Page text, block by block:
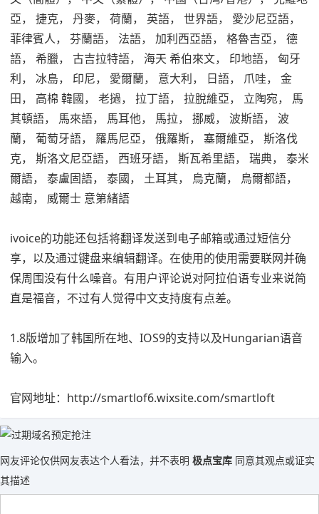
亞， 捷克， 丹麥， 荷蘭， 英語， 世界語， 愛沙尼亞語，
菲律賓人， 芬蘭語， 法語， 加利西亞語， 格魯吉亞， 德
語， 希臘， 古吉拉特語， 海天 希伯來文， 印地語， 匈牙
利， 冰島， 印尼， 愛爾蘭， 意大利， 日語， 爪哇， 金
田， 高棉 韓國， 老撾， 拉丁語， 拉脫維亞， 立陶宛， 馬
其頓語， 馬來語， 馬耳他， 馬拉， 挪威， 波斯語， 波
蘭， 葡萄牙語， 羅馬尼亞， 俄羅斯， 塞爾維亞， 斯洛伐
克， 斯洛文尼亞語， 西班牙語， 斯瓦希里語， 瑞典， 泰米
爾語， 泰盧固語， 泰國， 土耳其， 烏克蘭， 烏爾都語，
越南， 威爾士 意第緒語
ivoice的功能还包括将翻译发送到电子邮箱或通过短信分
享，以及通过键盘来编辑翻译。在使用的使用需要联网并确
保周围没有什么噪音。有用户评论说对阿拉伯语专业来说简
直是福音，不过有人觉得中文支持度有点差。
1.8版增加了韩国所在地、IOS9的支持以及Hungarian语音
输入。
官网地址：http://smartlof6.wixsite.com/smartloft
网友评论仅供网友表达个人看法，并不表明 极点宝库 同意其观点或证实
其描述